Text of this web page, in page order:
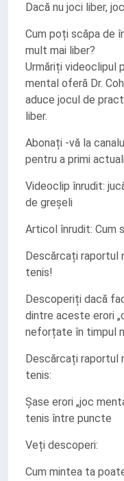
Dacă nu joci liber,
Cum poți scăpa de
mult mai liber?
Urmăriți videoclipul
mental oferă Dr.
aduce jocul de
liber.
Abonați -vă la
pentru a primi
Videoclip înrudit:
de greșeli
Articol înrudit: Cum
Descărcați raportul
tenis!
Descoperiți dacă
dintre aceste erori
neforțate în timpul
Descărcați raportul
tenis:
Șase erori „joc
tenis între puncte
Veți descoperi:
Cum mintea ta